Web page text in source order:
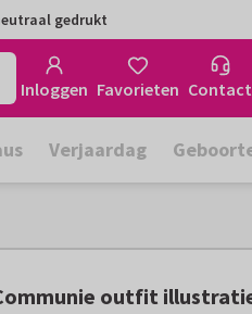
gedrukt
Inloggen Favorieten Contact
Verjaardag
outfit